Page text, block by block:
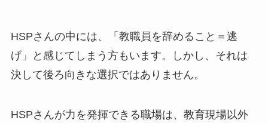
HSPさんの中には、「教職員を辞めること＝逃
げ」と感じてしまう方もいます。しかし、それは
決して後ろ向きな選択ではありません。
HSPさんが力を発揮できる職場は、教育現場以外